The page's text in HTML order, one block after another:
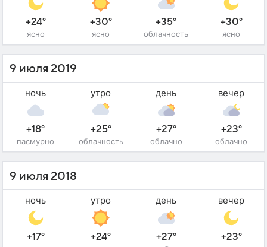
+24°
ясно
+30°
ясно
+35°
облачность
+30°
ясно
9 июля 2019
ночь
+18°
пасмурно
утро
+25°
облачность
день
+27°
облачно
вечер
+23°
облачно
9 июля 2018
ночь
+17°
утро
+24°
день
+27°
вечер
+23°